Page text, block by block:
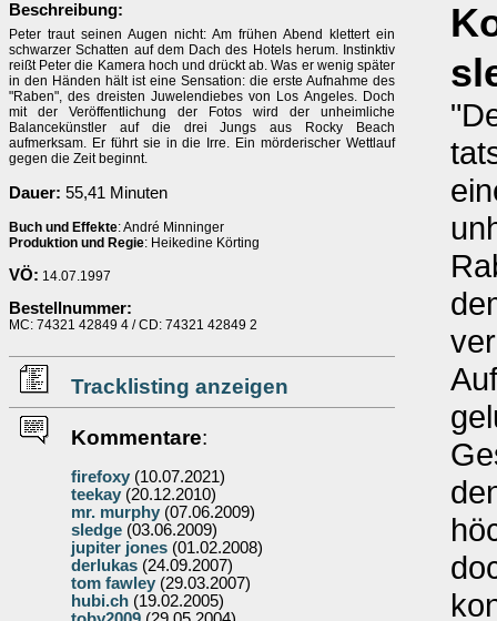
Beschreibung:
Peter traut seinen Augen nicht: Am frühen Abend klettert ein
schwarzer Schatten auf dem Dach des Hotels herum. Instinktiv
reißt Peter die Kamera hoch und drückt ab. Was er wenig später
in den Händen hält ist eine Sensation: die erste Aufnahme des
"Raben", des dreisten Juwelendiebes von Los Angeles. Doch
mit der Veröffentlichung der Fotos wird der unheimliche
Balancekünstler auf die drei Jungs aus Rocky Beach
aufmerksam. Er führt sie in die Irre. Ein mörderischer Wettlauf
gegen die Zeit beginnt.
Dauer: 55,41 Minuten
Buch und Effekte: André Minninger
Produktion und Regie: Heikedine Körting
VÖ: 14.07.1997
Bestellnummer:
MC: 74321 42849 4 / CD: 74321 42849 2
Tracklisting anzeigen
Kommentare:
firefoxy (10.07.2021)
teekay (20.12.2010)
mr. murphy (07.06.2009)
sledge (03.06.2009)
jupiter jones (01.02.2008)
derlukas (24.09.2007)
tom fawley (29.03.2007)
hubi.ch (19.02.2005)